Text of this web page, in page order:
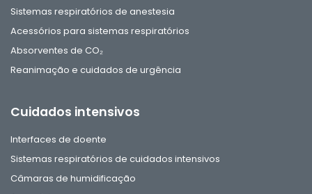
Sistemas respiratórios de anestesia
Acessórios para sistemas respiratórios
Absorventes de CO₂
Reanimação e cuidados de urgência
Cuidados intensivos
Interfaces de doente
Sistemas respiratórios de cuidados intensivos
Câmaras de humidificação